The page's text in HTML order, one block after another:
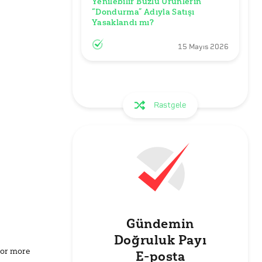
more
“Dondurma” Adıyla Satışı
Yasaklandı mı?
15 Mayıs 2026
Rastgele
Gündemin
Doğruluk Payı
E-posta